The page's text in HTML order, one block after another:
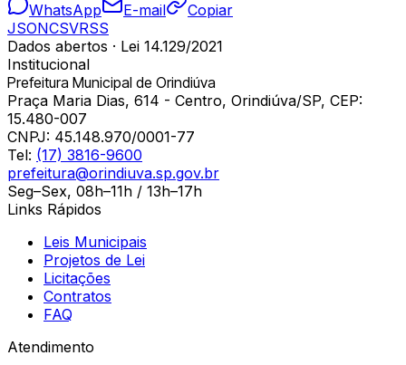
WhatsApp E-mail
Copiar
JSONCSVRSS
Dados abertos · Lei 14.129/2021
Institucional
Prefeitura Municipal de Orindiúva
Praça Maria Dias, 614 - Centro, Orindiúva/SP, CEP:
15.480-007
CNPJ: 45.148.970/0001-77
Tel: (17) 3816-9600
prefeitura@orindiuva.sp.gov.br
Seg–Sex, 08h–11h / 13h–17h
Links Rápidos
Leis Municipais
Projetos de Lei
Licitações
Contratos
FAQ
Atendimento